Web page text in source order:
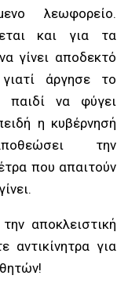
λεωφορείο.
και για τα
γίνει αποδεκτό
άργησε το
παιδί να φύγει
η κυβέρνησή
την
που απαιτούν
αποκλειστική
αντικίνητρα για